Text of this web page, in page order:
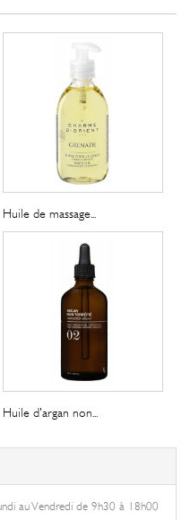
Huile de massage...
Huile d'argan non...
au Vendredi de 9h30 à 18h00